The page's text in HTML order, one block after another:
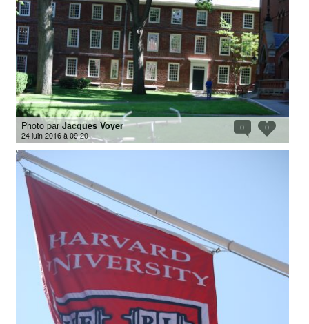
0
0
Photo parJacques Voyer
24 juin 2016 à 09:20